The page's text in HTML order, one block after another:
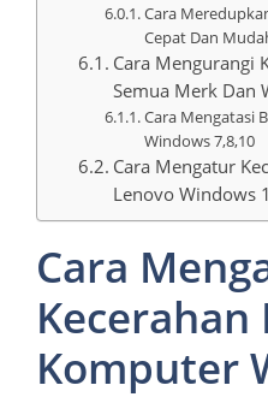
Cara
Cepat Dan
Cara Mengurangi
Semua Merk Dan
Cara Mengatasi
Windows 7,8,10
Cara Mengatur
Lenovo Windows
Cara
Kecerahan
Komputer